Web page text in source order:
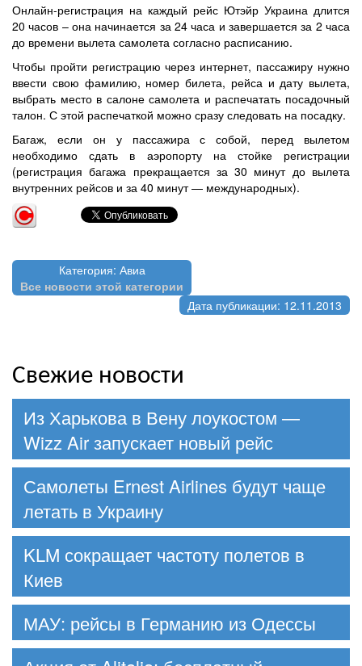
Онлайн-регистрация на каждый рейс Ютэйр Украина длится
20 часов – она начинается за 24 часа и завершается за 2 часа
до времени вылета самолета согласно расписанию.
Чтобы пройти регистрацию через интернет, пассажиру нужно
ввести свою фамилию, номер билета, рейса и дату вылета,
выбрать место в салоне самолета и распечатать посадочный
талон. С этой распечаткой можно сразу следовать на посадку.
Багаж, если он у пассажира с собой, перед вылетом
необходимо сдать в аэропорту на стойке регистрации
(регистрация багажа прекращается за 30 минут до вылета
внутренних рейсов и за 40 минут — международных).
Категория: Авиа
Все новости этой категории
Дата публикации: 12.11.2013
Свежие новости
Из Харькова в Вену лоукостом —
Wizz Air запускает новый рейс
Самолеты Ernest Airlines будут чаще
летать в Украину
KLM сокращает частоту полетов в
Киев
МАУ: рейсы в Германию из Одессы